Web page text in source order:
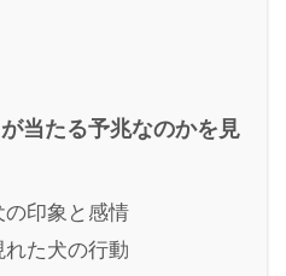
当たる予兆なのかを見
印象と感情
た犬の行動